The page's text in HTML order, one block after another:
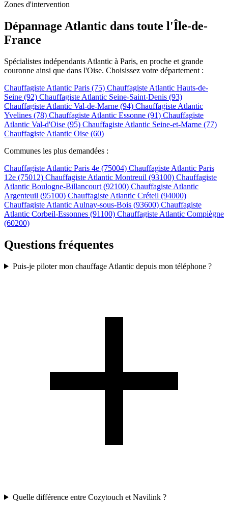
Zones d'intervention
Dépannage Atlantic dans toute l'Île-de-
France
Spécialistes indépendants Atlantic à Paris, en proche et grande
couronne ainsi que dans l'Oise. Choisissez votre département :
Chauffagiste Atlantic Paris (75) Chauffagiste Atlantic Hauts-de-
Seine (92) Chauffagiste Atlantic Seine-Saint-Denis (93)
Chauffagiste Atlantic Val-de-Marne (94) Chauffagiste Atlantic
Yvelines (78) Chauffagiste Atlantic Essonne (91) Chauffagiste
Atlantic Val-d'Oise (95) Chauffagiste Atlantic Seine-et-Marne (77)
Chauffagiste Atlantic Oise (60)
Communes les plus demandées :
Chauffagiste Atlantic Paris 4e (75004) Chauffagiste Atlantic Paris
12e (75012) Chauffagiste Atlantic Montreuil (93100) Chauffagiste
Atlantic Boulogne-Billancourt (92100) Chauffagiste Atlantic
Argenteuil (95100) Chauffagiste Atlantic Créteil (94000)
Chauffagiste Atlantic Aulnay-sous-Bois (93600) Chauffagiste
Atlantic Corbeil-Essonnes (91100) Chauffagiste Atlantic Compiègne
(60200)
Questions fréquentes
Puis-je piloter mon chauffage Atlantic depuis mon téléphone ?
Quelle différence entre Cozytouch et Navilink ?